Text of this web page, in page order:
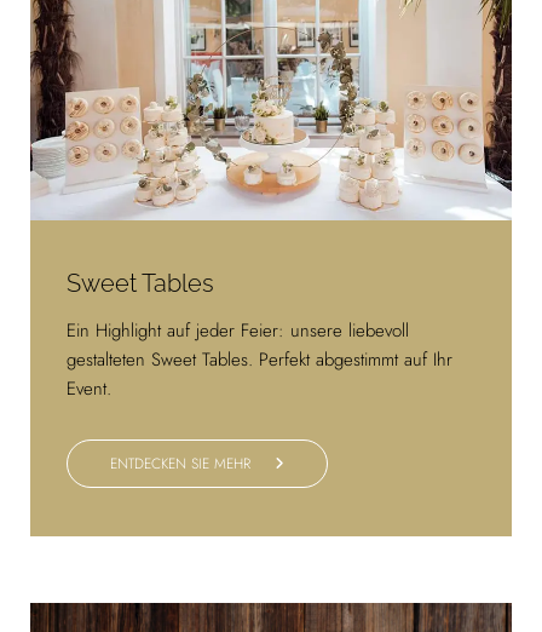
Sweet Tables
Ein Highlight auf jeder Feier: unsere liebevoll
gestalteten Sweet Tables. Perfekt abgestimmt auf Ihr
Event.
ENTDECKEN SIE MEHR